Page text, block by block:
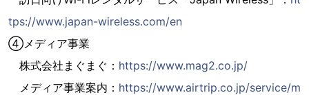
tps://www.japan-wireless.com/en
④メディア事業
株式会社まぐまぐ： https://www.mag2.co.jp/
メディア事業案内： https://www.airtrip.co.jp/service/m